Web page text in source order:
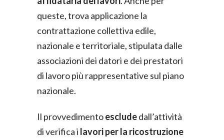
queste, trova applicazione la
contrattazione collettiva edile,
nazionale e territoriale, stipulata dalle
associazioni dei datori e dei prestatori
di lavoro più rappresentative sul piano
nazionale.
Il provvedimentoescludedall’attività
di verifica i lavori per la ricostruzione